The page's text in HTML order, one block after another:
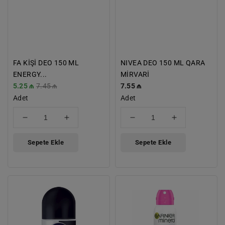
FA KİŞİ DEO 150 ML
ENERGY...
İndirimli
Fiyat
5.25 ₼ Normal
7.45 ₼
Adet
azaltın
için
Sepete Ekle
NIVEA DEO 150 ML QARA
MİRVARİ
Normal
Fiyat
7.55 ₼
Adet
azaltın
için
Sepete Ekle
ROLL
AĞ
DEO
150
ML